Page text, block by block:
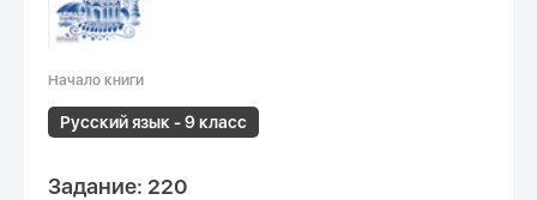
Начало книги
Русский язык - 9 класс
Задание: 220